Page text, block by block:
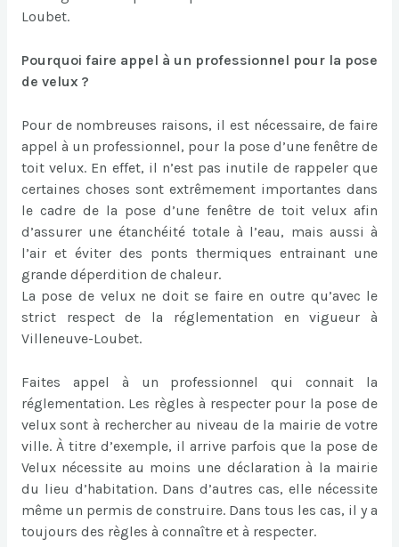
Loubet.
Pourquoi faire appel à un professionnel pour la pose
de velux ?
Pour de nombreuses raisons, il est nécessaire, de faire
appel à un professionnel, pour la pose d’une fenêtre de
toit velux. En effet, il n’est pas inutile de rappeler que
certaines choses sont extrêmement importantes dans
le cadre de la pose d’une fenêtre de toit velux afin
d’assurer une étanchéité totale à l’eau, mais aussi à
l’air et éviter des ponts thermiques entrainant une
grande déperdition de chaleur.
La pose de velux ne doit se faire en outre qu’avec le
strict respect de la réglementation en vigueur à
Villeneuve-Loubet.
Faites appel à un professionnel qui connait la
réglementation. Les règles à respecter pour la pose de
velux sont à rechercher au niveau de la mairie de votre
ville. À titre d’exemple, il arrive parfois que la pose de
Velux nécessite au moins une déclaration à la mairie
du lieu d’habitation. Dans d’autres cas, elle nécessite
même un permis de construire. Dans tous les cas, il y a
toujours des règles à connaître et à respecter.